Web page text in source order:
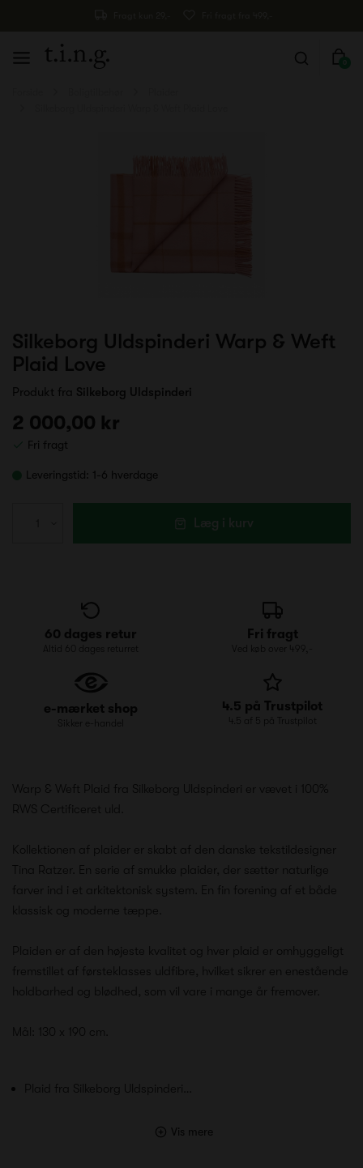
0
Silkeborg Uldspinderi Warp & Weft
Plaid Love
Produkt fra Silkeborg Uldspinderi
2 000,00 kr
Fri fragt
Leveringstid: 1-6 hverdage
Læg i kurv
60 dages retur
Altid 60 dages returret
Fri fragt
Ved køb over 499,-
e-mærket shop
Sikker e-handel
4.5 på Trustpilot
4.5 af 5 på Trustpilot
Warp & Weft Plaid fra Silkeborg Uldspinderi er vævet i 100%
RWS Certificeret uld.
Kollektionen af plaider er skabt af den danske tekstildesigner
Tina Ratzer. En serie af smukke plaider, der sætter naturlige
farver ind i et arkitektonisk system. En fin forening af et både
klassisk og moderne tæppe.
Plaiden er af den højeste kvalitet og hver plaid er omhyggeligt
fremstillet af førsteklasses uldfibre, hvilket sikrer en enestående
holdbarhed og blødhed, som vil vare i mange år fremover.
Mål: 130 x 190 cm.
Plaid fra Silkeborg Uldspinderi…
Vis mere